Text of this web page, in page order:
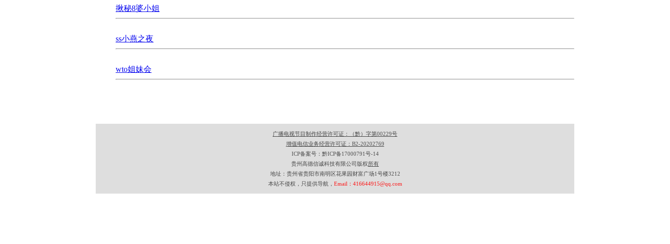
揪秘8婆小姐
ss小燕之夜
wto姐妹会
广播电视节目制作经营许可证：（黔）字第00229号
增值电信业务经营许可证：B2-20202769
ICP备案号：黔ICP备17000791号-14
贵州高德信诚科技有限公司版权所有
地址：贵州省贵阳市南明区花果园财富广场1号楼3212
本站不侵权，只提供导航， Email：416644915@qq.com